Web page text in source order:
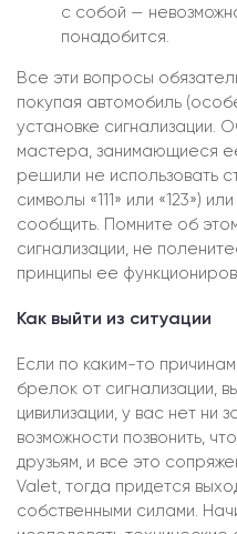
с собой —
понадобится.
Все эти вопросы
покупая автомобиль
установке сигнализации.
мастера, занимающиеся
решили не использовать
символы «111» или «123»)
сообщить. Помните об
сигнализации, не
принципы ее
Как выйти из ситуации
Если по каким-то
брелок от сигнализации,
цивилизации, у вас нет ни
возможности позвонить,
друзьям, и все это
Valet, тогда придется
собственными силами.